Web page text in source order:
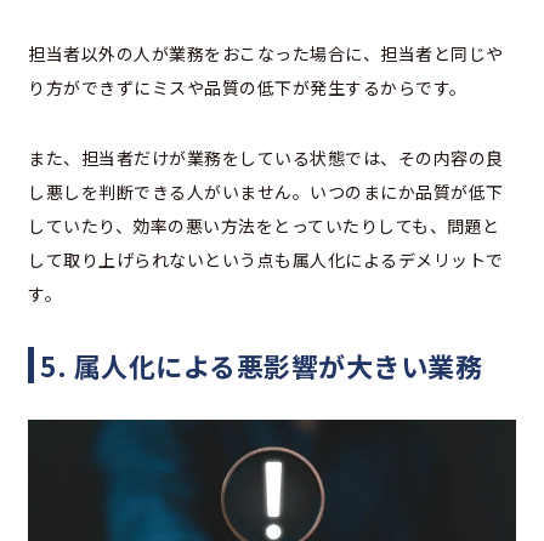
担当者以外の人が業務をおこなった場合に、担当者と同じや
り方ができずにミスや品質の低下が発生するからです。
また、担当者だけが業務をしている状態では、その内容の良
し悪しを判断できる人がいません。いつのまにか品質が低下
していたり、効率の悪い方法をとっていたりしても、問題と
して取り上げられないという点も属人化によるデメリットで
す。
5. 属人化による悪影響が大きい業務